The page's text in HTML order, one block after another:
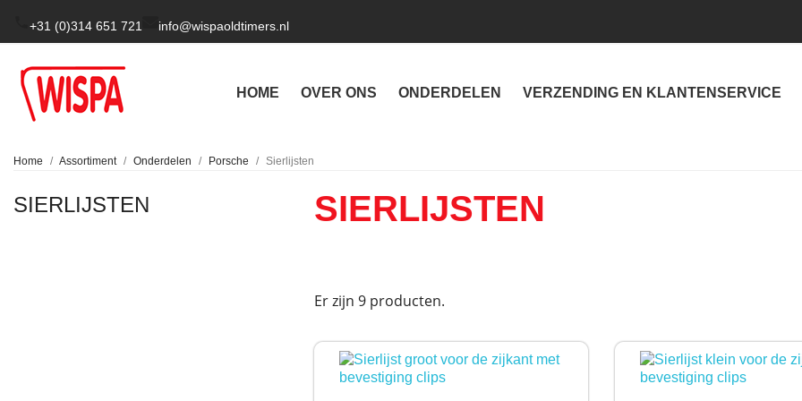
+31 (0)314 651 721 info@wispaoldtimers.nl
HOME OVER ONS ONDERDELEN VERZENDING EN KLANTENSERVICE
Home Assortiment Onderdelen Porsche Sierlijsten
SIERLIJSTEN SIERLIJSTEN
Er zijn 9 producten.